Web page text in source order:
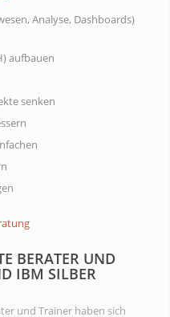
Analyse, Dashboards)
aufbauen
senken
BERATER UND
IBM SILBER
und Trainer haben sich